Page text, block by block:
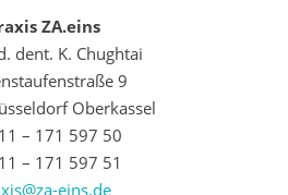
ZA.eins
dent. K. Chughtai
9
Oberkassel
– 171 597 50
– 171 597 51
eins.de